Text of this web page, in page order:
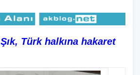
Türk halkına hakaret